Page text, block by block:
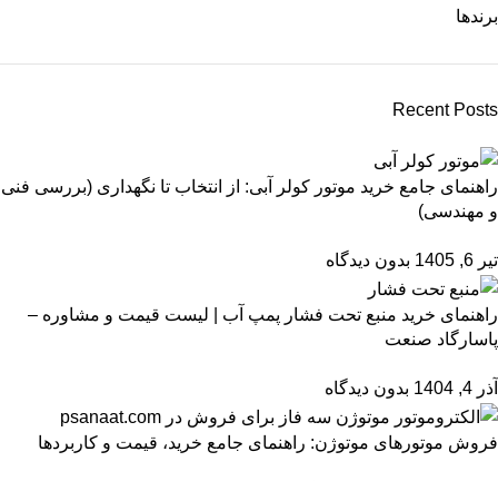
برندها
Recent Posts
راهنمای جامع خرید موتور کولر آبی: از انتخاب تا نگهداری (بررسی فنی
و مهندسی)
تیر 6, 1405 بدون دیدگاه
راهنمای خرید منبع تحت فشار پمپ آب | لیست قیمت و مشاوره –
پاسارگاد صنعت
آذر 4, 1404 بدون دیدگاه
فروش موتورهای موتوژن: راهنمای جامع خرید، قیمت و کاربردها